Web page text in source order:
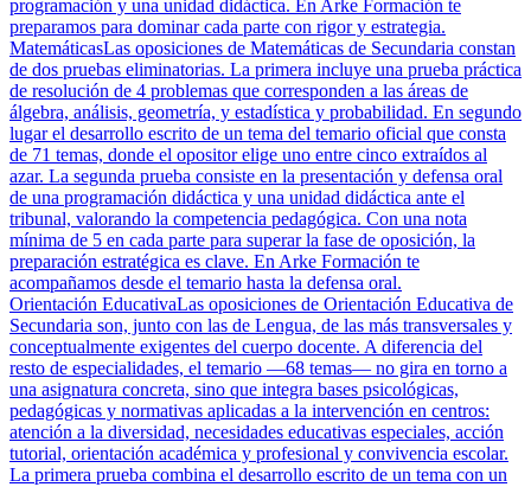
programación y una unidad didáctica. En Arke Formación te
preparamos para dominar cada parte con rigor y estrategia.
MatemáticasLas oposiciones de Matemáticas de Secundaria constan
de dos pruebas eliminatorias. La primera incluye una prueba práctica
de resolución de 4 problemas que corresponden a las áreas de
álgebra, análisis, geometría, y estadística y probabilidad. En segundo
lugar el desarrollo escrito de un tema del temario oficial que consta
de 71 temas, donde el opositor elige uno entre cinco extraídos al
azar. La segunda prueba consiste en la presentación y defensa oral
de una programación didáctica y una unidad didáctica ante el
tribunal, valorando la competencia pedagógica. Con una nota
mínima de 5 en cada parte para superar la fase de oposición, la
preparación estratégica es clave. En Arke Formación te
acompañamos desde el temario hasta la defensa oral.
Orientación EducativaLas oposiciones de Orientación Educativa de
Secundaria son, junto con las de Lengua, de las más transversales y
conceptualmente exigentes del cuerpo docente. A diferencia del
resto de especialidades, el temario —68 temas— no gira en torno a
una asignatura concreta, sino que integra bases psicológicas,
pedagógicas y normativas aplicadas a la intervención en centros:
atención a la diversidad, necesidades educativas especiales, acción
tutorial, orientación académica y profesional y convivencia escolar.
La primera prueba combina el desarrollo escrito de un tema con un